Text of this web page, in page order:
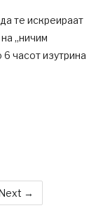
те искреираат
„ничим
часот изутрина
→